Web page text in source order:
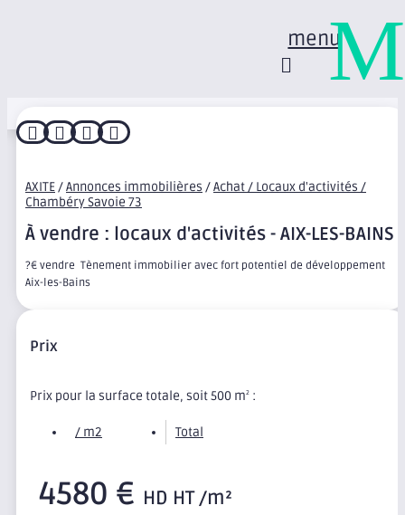
menu
   
AXITE/Annonces immobilières /Achat / Locaux d'activités /
Chambéry Savoie 73
À vendre : locaux d'activités - AIX-LES-BAINS
?€ vendre  Tènement immobilier avec fort potentiel de développement 
Aix-les-Bains
Prix
Prix pour la surface totale, soit 500 m2 :
/ m2 Total
4580 € HD HT /m²
M